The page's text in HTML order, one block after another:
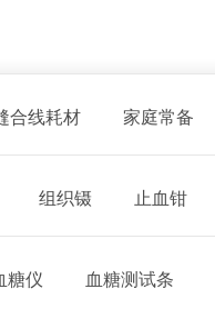
合线耗材 家庭常备
组织镊 止血钳
糖仪 血糖测试条